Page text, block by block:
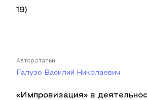
19)
Автор статьи
Галузо Василий Николаевич
«Импровизация» в